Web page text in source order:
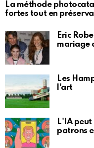
La méthode
fortes tout en
Eric
mariage
Les
l'art
L'IA
patrons